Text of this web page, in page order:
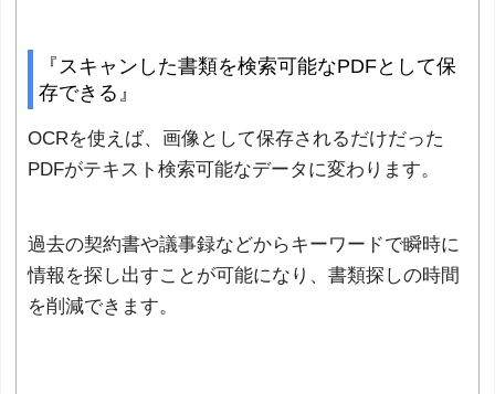
『スキャンした書類を検索可能なPDFとして保
存できる』
OCRを使えば、画像として保存されるだけだった
PDFがテキスト検索可能なデータに変わります。
過去の契約書や議事録などからキーワードで瞬時に
情報を探し出すことが可能になり、書類探しの時間
を削減できます。